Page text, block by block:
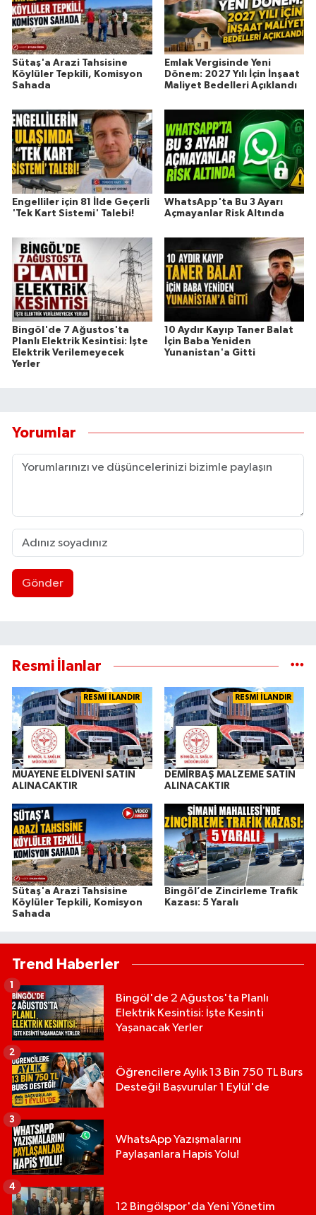
Sütaş'a Arazi Tahsisine
Köylüler Tepkili, Komisyon
Sahada
Emlak Vergisinde Yeni
Dönem: 2027 Yılı İçin İnşaat
Maliyet Bedelleri Açıklandı
Engelliler için 81 İlde Geçerli
'Tek Kart Sistemi' Talebi!
WhatsApp'ta Bu 3 Ayarı
Açmayanlar Risk Altında
Bingöl'de 7 Ağustos'ta
Planlı Elektrik Kesintisi: İşte
Elektrik Verilemeyecek
Yerler
10 Aydır Kayıp Taner Balat
İçin Baba Yeniden
Yunanistan'a Gitti
Yorumlar
Gönder
Resmi İlanlar
RESMİ İLANDIR
MUAYENE ELDİVENİ SATIN
ALINACAKTIR
RESMİ İLANDIR
DEMİRBAŞ MALZEME SATIN
ALINACAKTIR
Sütaş'a Arazi Tahsisine
Köylüler Tepkili, Komisyon
Sahada
Bingöl’de Zincirleme Trafik
Kazası: 5 Yaralı
Trend Haberler
Bingöl'de 2 Ağustos'ta Planlı
Elektrik Kesintisi: İşte Kesinti
Yaşanacak Yerler
1
Öğrencilere Aylık 13 Bin 750 TL Burs
Desteği! Başvurular 1 Eylül'de
2
WhatsApp Yazışmalarını
Paylaşanlara Hapis Yolu!
3
12 Bingölspor'da Yeni Yönetim
4